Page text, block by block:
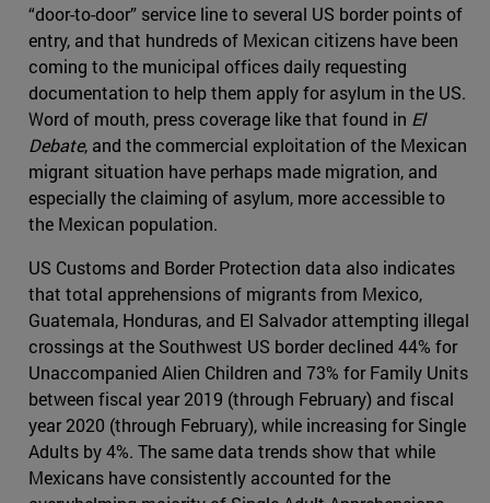
“door-to-door” service line to several US border points of
entry, and that hundreds of Mexican citizens have been
coming to the municipal offices daily requesting
documentation to help them apply for asylum in the US.
Word of mouth, press coverage like that found in El
Debate, and the commercial exploitation of the Mexican
migrant situation have perhaps made migration, and
especially the claiming of asylum, more accessible to
the Mexican population.
US Customs and Border Protection data also indicates
that total apprehensions of migrants from Mexico,
Guatemala, Honduras, and El Salvador attempting illegal
crossings at the Southwest US border declined 44% for
Unaccompanied Alien Children and 73% for Family Units
between fiscal year 2019 (through February) and fiscal
year 2020 (through February), while increasing for Single
Adults by 4%. The same data trends show that while
Mexicans have consistently accounted for the